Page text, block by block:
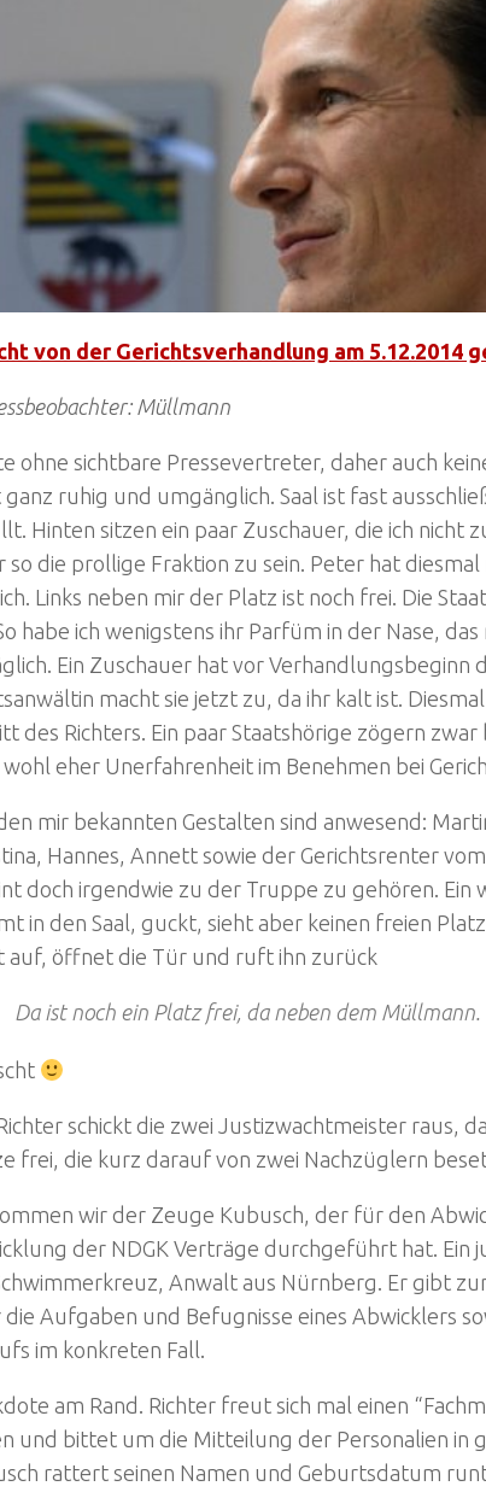
von der Gerichtsverhandlung am 5.12.2014
Müllmann
ohne sichtbare Pressevertreter, daher auch
ganz ruhig und umgänglich. Saal ist fast
Hinten sitzen ein paar Zuschauer, die ich nicht
so die prollige Fraktion zu sein. Peter hat
Links neben mir der Platz ist noch frei. Die
habe ich wenigstens ihr Parfüm in der Nase, das
Ein Zuschauer hat vor Verhandlungsbeginn
macht sie jetzt zu, da ihr kalt ist.
des Richters. Ein paar Staatshörige zögern
eher Unerfahrenheit im Benehmen bei
mir bekannten Gestalten sind anwesend:
Hannes, Annett sowie der Gerichtsrenter
doch irgendwie zu der Truppe zu gehören. Ein
in den Saal, guckt, sieht aber keinen freien
auf, öffnet die Tür und ruft ihn zurück
Da ist noch ein Platz frei, da neben dem Müllmann.
schickt die zwei Justizwachtmeister raus,
frei, die kurz darauf von zwei Nachzüglern
wir der Zeuge Kubusch, der für den
der NDGK Verträge durchgeführt hat. Ein
Anwalt aus Nürnberg. Er gibt
Aufgaben und Befugnisse eines Abwicklers
im konkreten Fall.
am Rand. Richter freut sich mal einen
und bittet um die Mitteilung der Personalien in
rattert seinen Namen und Geburtsdatum